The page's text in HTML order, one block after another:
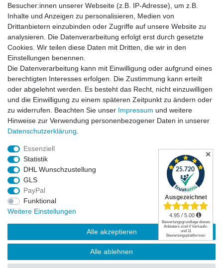
Mein Konto
Widerrufsformular
Reklamation
Informationen
Hinweis zur Entsorgung von Altbaterien
Reklamationen & Retouren
*Teil-Widerruf
Versandarten
Impressum Daten­schutz­erklärung AGB
Widerrufs­recht Kontakt
© Copyright 2026 | Alle Rechte vorbehalten.
Besucher:innen unserer Webseite (z.B. IP-Adresse), um z.B.
Inhalte und Anzeigen zu personalisieren, Medien von
Drittanbietern einzubinden oder Zugriffe auf unsere Website zu
analysieren. Die Datenverarbeitung erfolgt erst durch gesetzte
Cookies. Wir teilen diese Daten mit Dritten, die wir in den
Einstellungen benennen.
Die Datenverarbeitung kann mit Einwilligung oder aufgrund eines
berechtigten Interesses erfolgen. Die Zustimmung kann erteilt
oder abgelehnt werden. Es besteht das Recht, nicht einzuwilligen
und die Einwilligung zu einem späteren Zeitpunkt zu ändern oder
zu widerrufen. Beachten Sie unser Impressum und weitere
Hinweise zur Verwendung personenbezogener Daten in unserer
Daten­schutz­erklärung
Essenziell
Statistik
DHL Wunschzustellung
GLS
PayPal
Funktional
Weitere Einstellungen
Alle akzeptieren
Alle ablehnen
✕